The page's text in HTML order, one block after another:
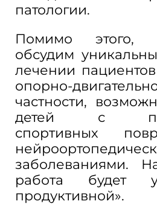
патологии.
Помимо этого,
обсудим
лечении
опорно-
частности,
детей с
спортивных
заболеваниями.
работа будет
продуктивной».